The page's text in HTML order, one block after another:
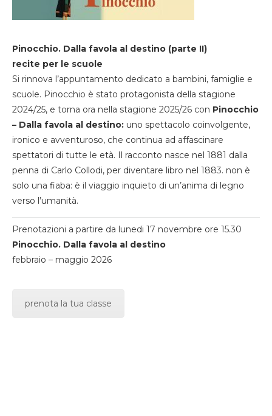
Pinocchio. Dalla favola al destino (parte II)
recite per le scuole
Si rinnova l’appuntamento dedicato a bambini, famiglie e
scuole. Pinocchio è stato protagonista della stagione
2024/25, e torna ora nella stagione 2025/26 con Pinocchio
– Dalla favola al destino: uno spettacolo coinvolgente,
ironico e avventuroso, che continua ad affascinare
spettatori di tutte le età. Il racconto nasce nel 1881 dalla
penna di Carlo Collodi, per diventare libro nel 1883. non è
solo una fiaba: è il viaggio inquieto di un’anima di legno
verso l’umanità.
Prenotazioni a partire da lunedi 17 novembre ore 15.30
Pinocchio. Dalla favola al destino
febbraio – maggio 2026
prenota la tua classe